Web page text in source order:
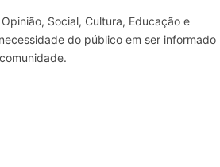
Social, Cultura, Educação e
do público em ser informado